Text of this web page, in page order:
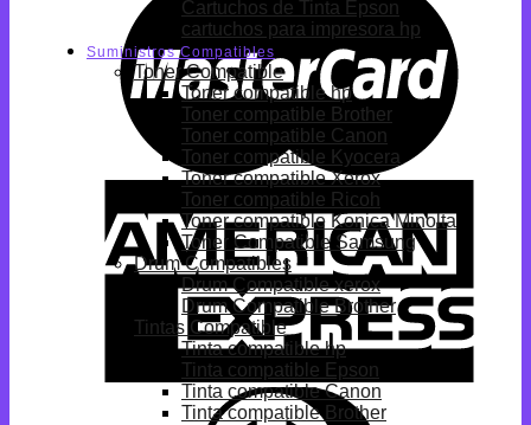
Cartuchos de Tinta Epson
cartuchos para impresora hp
Suministros Compatibles
Toner Compatible
Toner compatible hp
Toner compatible Brother
Toner compatible Canon
Toner compatible Kyocera
Toner compatible Xerox
Toner compatible Ricoh
Toner compatible Konica Minolta
Toner Compatible Samsung
Drum Compatibles
Drum Compatible xerox
Drum Compatible Brother
Tintas Compatible
Tinta compatible hp
Tinta compatible Epson
Tinta compatible Canon
Tinta compatible Brother